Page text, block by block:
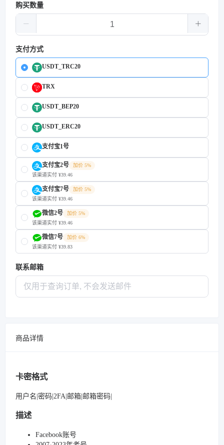
购买数量
支付方式
USDT_TRC20
TRX
USDT_BEP20
USDT_ERC20
支付宝1号
支付宝2号
加价 5%
该渠道实付 ¥39.46
支付宝7号
加价 5%
该渠道实付 ¥39.46
微信2号
加价 5%
该渠道实付 ¥39.46
微信7号
加价 6%
该渠道实付 ¥39.83
联系邮箱
商品详情
卡密格式
用户名|密码|2FA|邮箱|邮箱密码|
描述
Facebook账号